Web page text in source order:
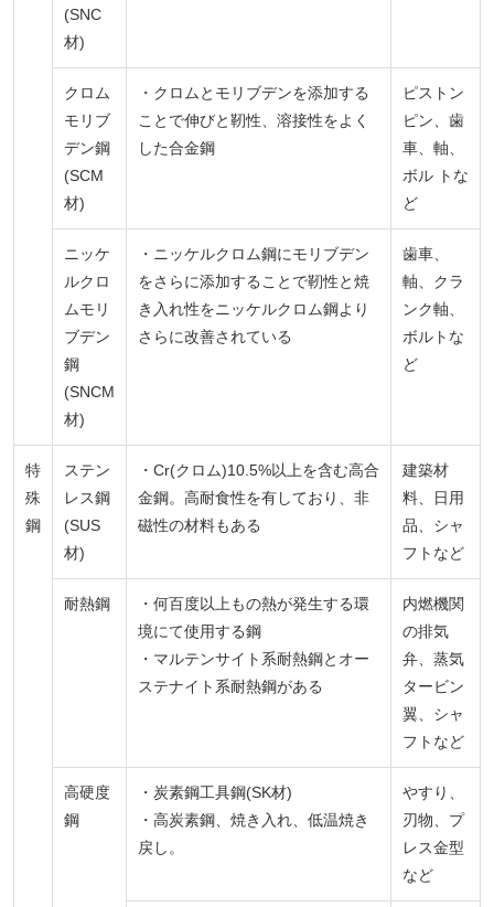
(SNC
材)
クロム
モリブ
デン鋼
(SCM
材)
・クロムとモリブデンを添加する
ことで伸びと靭性、溶接性をよく
した合金鋼
ピストン
ピン、歯
車、軸、
ボル トな
ど
ニッケ
ルクロ
ムモリ
ブデン
鋼
(SNCM
材)
・ニッケルクロム鋼にモリブデン
をさらに添加することで靭性と焼
き入れ性をニッケルクロム鋼より
さらに改善されている
歯車、
軸、クラ
ンク軸、
ボルトな
ど
特
殊
鋼
ステン
レス鋼
(SUS
材)
・Cr(クロム)10.5%以上を含む高合
金鋼。高耐食性を有しており、非
磁性の材料もある
建築材
料、日用
品、シャ
フトなど
耐熱鋼
・何百度以上もの熱が発生する環
境にて使用する鋼
・マルテンサイト系耐熱鋼とオー
ステナイト系耐熱鋼がある
内燃機関
の排気
弁、蒸気
タービン
翼、シャ
フトなど
高硬度
鋼
・炭素鋼工具鋼(SK材)
・高炭素鋼、焼き入れ、低温焼き
戻し。
やすり、
刃物、プ
レス金型
など